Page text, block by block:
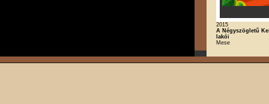
2015
A Négyszögletű
lakói
Mese